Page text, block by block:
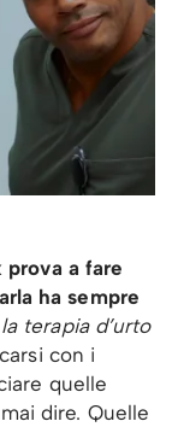
prova a fare
ha sempre
terapia d’urto
con i
quelle
dire. Quelle